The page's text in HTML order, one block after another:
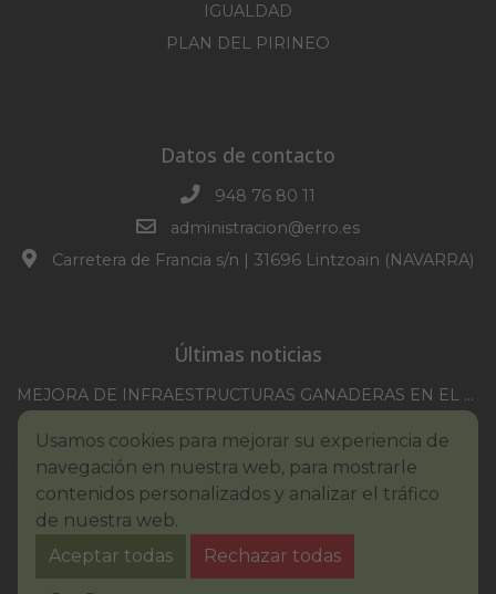
IGUALDAD
PLAN DEL PIRINEO
Datos de contacto
948 76 80 11
administracion@erro.es
Carretera de Francia s/n | 31696 Lintzoain (NAVARRA)
Últimas noticias
MEJORA DE INFRAESTRUCTURAS GANADERAS EN EL TM DE ERRO CAMPAÑA 2025-2026
BASES III. CONCURSO PINTURA – ERROIBARKO EGUNA
BANDO – CONSUMO RESPONSABLE DEL AGUA
IMCV 2026
Usamos cookies para mejorar su experiencia de
navegación en nuestra web, para mostrarle
contenidos personalizados y analizar el tráfico
de nuestra web.
Aceptar todas
Rechazar todas